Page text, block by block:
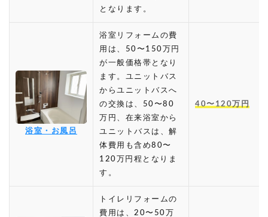
となります。
浴室・お風呂
浴室リフォームの費
用は、50〜150万円
が一般価格帯となり
ます。ユニットバス
からユニットバスへ
の交換は、50〜80
万円、在来浴室から
ユニットバスは、解
体費用も含め80〜
120万円程となりま
す。
40〜120万円
トイレリフォームの
費用は、20〜50万